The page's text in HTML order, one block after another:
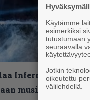
Infernon
musiikin uutiset
Käytämme
esimerkiksi
tutustumaan
seuraavalla
Jotkin
oikeutettu
välilehdellä.